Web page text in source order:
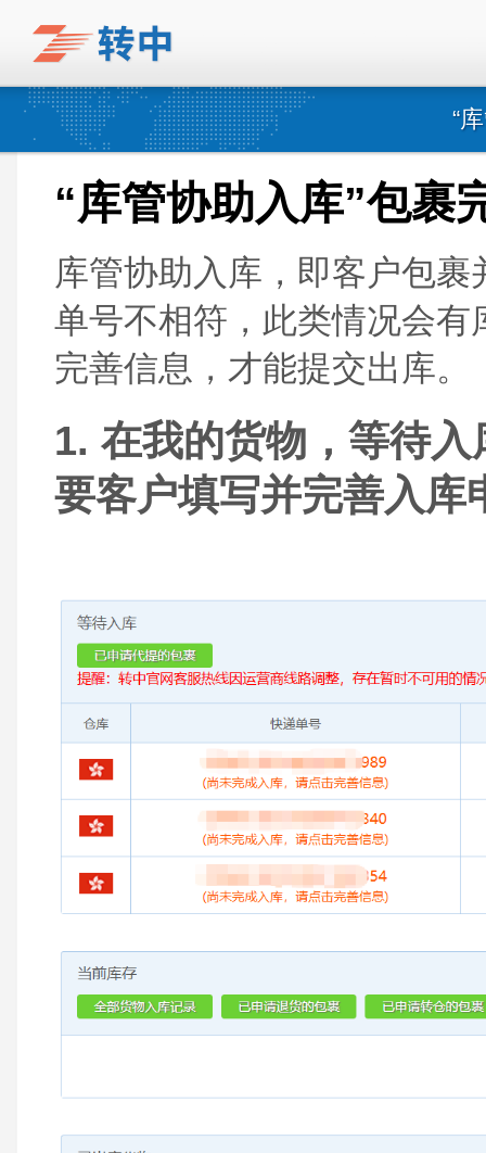
“
“库管协助入库”包裹
库管协助入库，即客户包
单号不相符，此类情况会
完善信息，才能提交出库。
1. 在我的货物，等待
要客户填写并完善入库